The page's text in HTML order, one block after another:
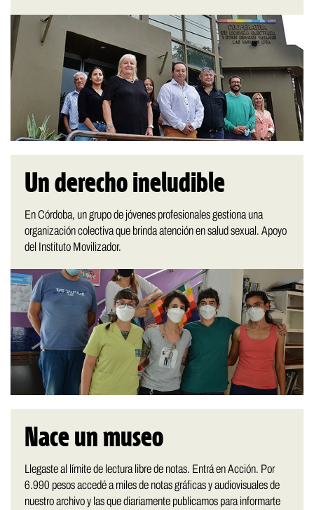
Un derecho ineludible
En Córdoba, un grupo de jóvenes profesionales gestiona una
organización colectiva que brinda atención en salud sexual. Apoyo
del Instituto Movilizador.
Nace un museo
Llegaste al límite de lectura libre de notas. Entrá en Acción. Por
6.990 pesos accedé a miles de notas gráficas y audiovisuales de
nuestro archivo y las que diariamente publicamos para informarte